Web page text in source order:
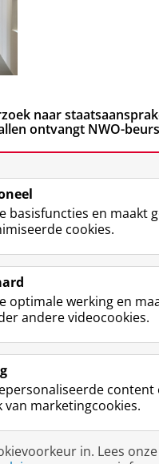
naar
ontvangt NWO-beurs
Volg de RUG
F
a
e
b
o
p
a
i
n
L
i
k
e
I
-
p
g
i
R
S
-
f
e
R
k
s
& Copyright
Inloggen
basisfuncties en maakt
cookies.
optimale werking en
andere videocookies.
content
van marketingcookies.
in. Lees onze